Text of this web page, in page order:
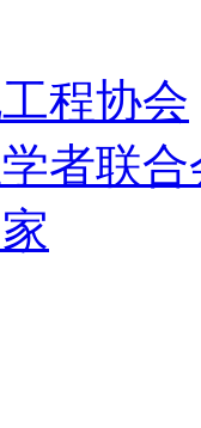
程协会
者联合